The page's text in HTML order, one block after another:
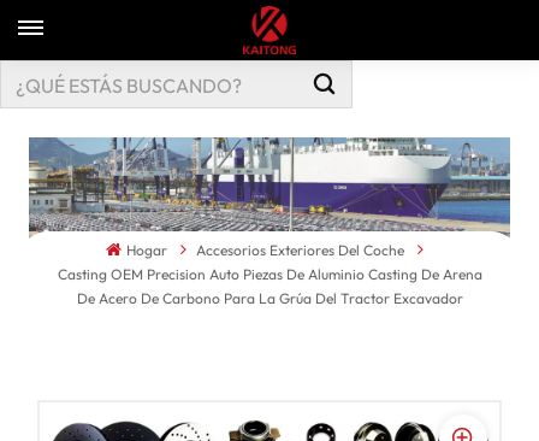
Hogar
Accesorios Exteriores Del Coche
Casting OEM Precision Auto Piezas De Aluminio Casting De Arena
De Acero De Carbono Para La Grúa Del Tractor Excavador